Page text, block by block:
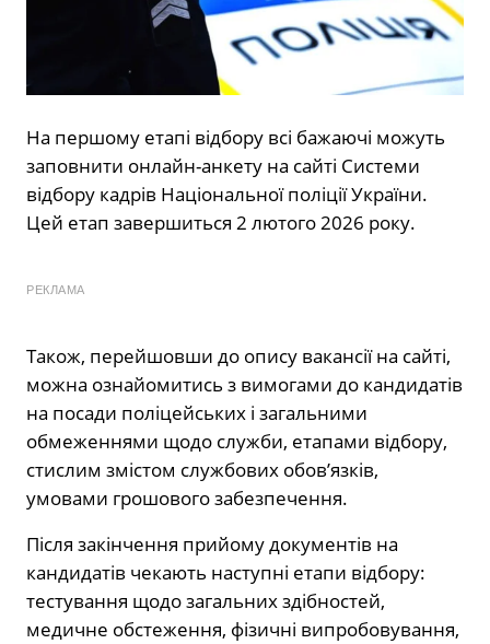
На першому етапі відбору всі бажаючі можуть
заповнити онлайн-анкету на сайті Системи
відбору кадрів Національної поліції України.
Цей етап завершиться 2 лютого 2026 року.
РЕКЛАМА
Також, перейшовши до опису вакансії на сайті,
можна ознайомитись з вимогами до кандидатів
на посади поліцейських і загальними
обмеженнями щодо служби, етапами відбору,
стислим змістом службових обов’язків,
умовами грошового забезпечення.
Після закінчення прийому документів на
кандидатів чекають наступні етапи відбору:
тестування щодо загальних здібностей,
медичне обстеження, фізичні випробовування,